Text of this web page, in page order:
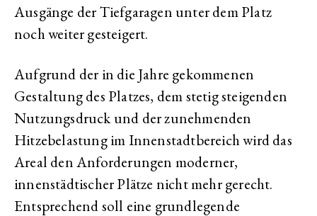
Ausgänge der Tiefgaragen unter dem Platz
noch weiter gesteigert.
Aufgrund der in die Jahre gekommenen
Gestaltung des Platzes, dem stetig steigenden
Nutzungsdruck und der zunehmenden
Hitzebelastung im Innenstadtbereich wird das
Areal den Anforderungen moderner,
innenstädtischer Plätze nicht mehr gerecht.
Entsprechend soll eine grundlegende